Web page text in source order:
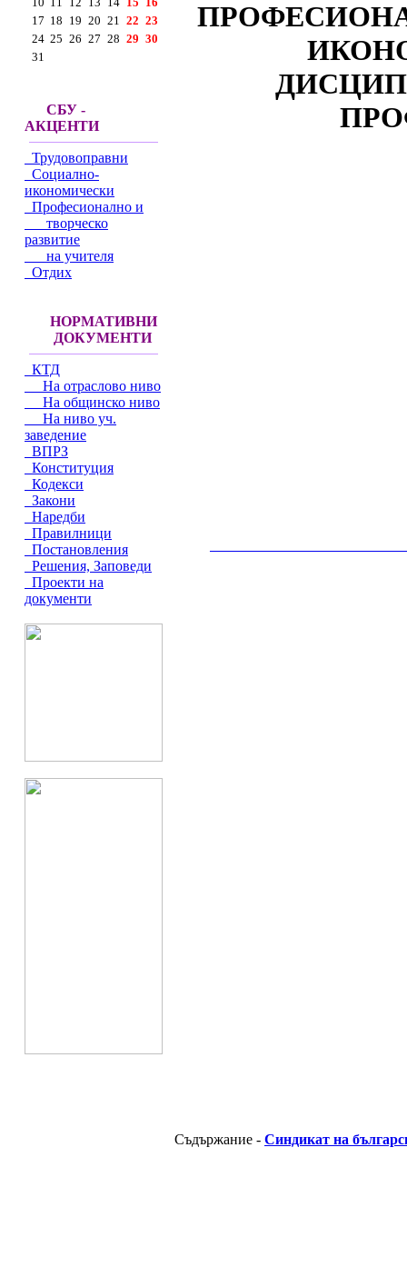
17 18 19 20 21 22 23
24 25 26 27 28 29 30
31
СБУ -
АКЦЕНТИ
Трудовоправни
Социално-
икономически
Професионално и
творческо
развитие
на учителя
Отдих
НОРМАТИВНИ
ДОКУМЕНТИ
КТД
На отраслово ниво
На общинско ниво
На ниво уч.
заведение
ВПРЗ
Конституция
Кодекси
Закони
Наредби
Правилници
Постановления
Решения, Заповеди
Проекти на
документи
Съдържание - Синдикат на